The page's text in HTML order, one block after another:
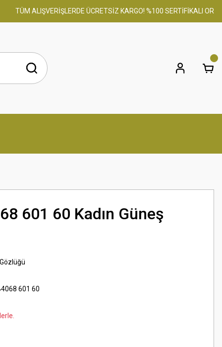
TÜM ALIŞVERİŞLERDE ÜCRETSİZ KARGO! %100 SERTİFİKALI
601 60 Kadın Güneş
601 60